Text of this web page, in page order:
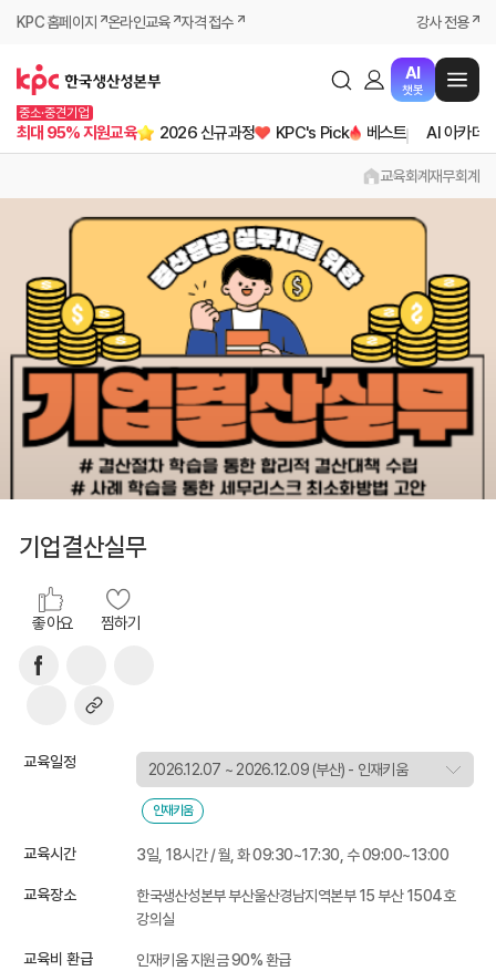
KPC 홈페이지 온라인교육 자격 접수 강사 전용
AI
챗봇
중소·중견기업
최대 95% 지원교육 2026 신규과정 KPC's Pick 베스트 AI 아카데
교육회계재무회계
기업결산실무
좋아요 찜하기
교육일정
인재키움
교육시간 3일, 18시간 / 월, 화 09:30~17:30, 수 09:00~13:00
교육장소
한국생산성본부 부산울산경남지역본부 15 부산 1504호
강의실
교육비 환급 인재키움 지원금 90% 환급